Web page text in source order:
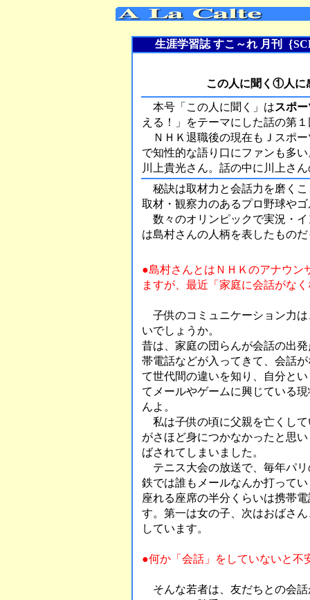
生涯学習誌 すこ～れ 月刊｛
この人に聞く①人に
本号「この人に聞く」はスポ
える！」をテーマにした話の第
ＮＨＫ退職後の現在もＪスポ
で知性的な語り口にファンも多
川上貴光さん。話の中に川上さ
秘訣は取材力と会話力を磨く
取材・観察力のあるプロ野球や
数々のオリンピックで実況・
は島村さんの人柄を表したもの
●島村さんとはＮＨＫのアナウン
ますが、最近「家庭に会話がな
子供のコミュニケーション力
いでしょうか。
昔は、家庭の団らんが会話の出
帯電話などが入ってきて、会話
て世代間の違いを知り、自分と
てメールやゲームに興じている
んよ。
私は子供の頃に父親を亡くし
がさほど身につかなかったと思
ばされてしまいました。
テニス大会の放送で、毎年パ
鉄では誰もメールなんか打って
座れる座席の半分くらいは携帯
す。第一は女の子、次はおばさ
しています。
●何か「会話」をしていないと不
そんな若者は、友だちとの会